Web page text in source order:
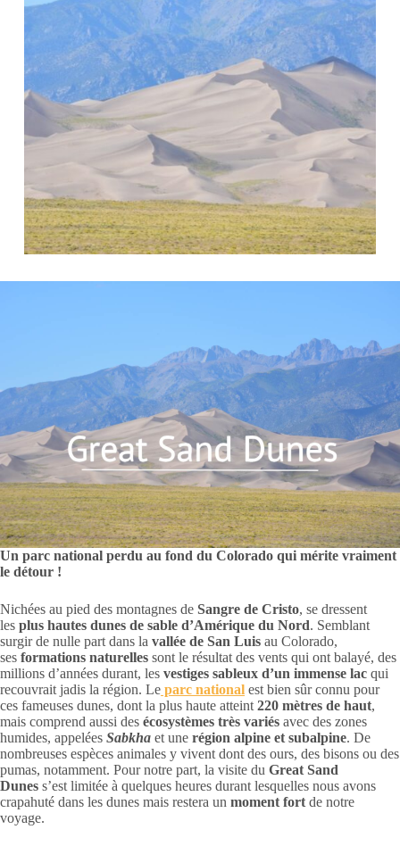
Un parc national perdu au fond du Colorado qui mérite vraiment
le détour !
Nichées au pied des montagnes de Sangre de Cristo, se dressent
les plus hautes dunes de sable d’Amérique du Nord. Semblant
surgir de nulle part dans la vallée de San Luis au Colorado,
ses formations naturelles sont le résultat des vents qui ont balayé, des
millions d’années durant, les vestiges sableux d’un immense lac qui
recouvrait jadis la région. Le parc national est bien sûr connu pour
ces fameuses dunes, dont la plus haute atteint 220 mètres de haut,
mais comprend aussi des écosystèmes très variés avec des zones
humides, appelées Sabkha et une région alpine et subalpine. De
nombreuses espèces animales y vivent dont des ours, des bisons ou des
pumas, notamment. Pour notre part, la visite du Great Sand
Dunes s’est limitée à quelques heures durant lesquelles nous avons
crapahuté dans les dunes mais restera un moment fort de notre
voyage.